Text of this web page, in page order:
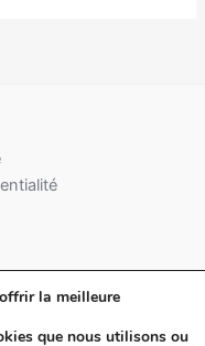
la meilleure
que nous utilisons ou